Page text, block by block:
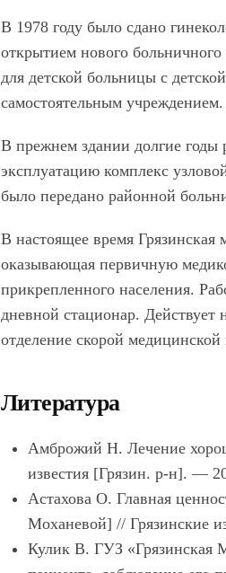
В 1978 году было сдано
открытием нового
для детской больницы с
самостоятельным учреждением.
В прежнем здании долгие годы
эксплуатацию комплекс
было передано районной
В настоящее время
оказывающая первичную
прикрепленного населения.
дневной стационар.
отделение скорой
Литература
Амброжий Н. Лечение
известия [Грязин. р-н]. —
Астахова О. Главная
Моханевой] //
Кулик В. ГУЗ «Грязинская